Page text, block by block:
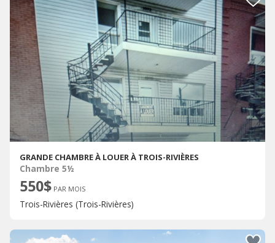
GRANDE CHAMBRE À LOUER À TROIS-RIVIÈRES
Chambre 5½
550$ PAR MOIS
Trois-Rivières (Trois-Rivières)